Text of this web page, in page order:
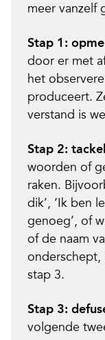
meer vanzelf
Stap 1:
door er met
het
produceert.
verstand is
Stap 2:
woorden of
raken.
dik’, ‘Ik ben
genoeg’, of
of de naam
onderschept,
stap 3.
Stap 3:
volgende